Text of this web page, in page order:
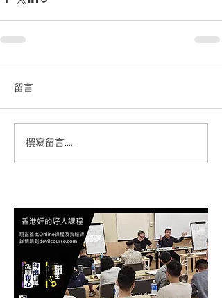
留言
撰寫留言......